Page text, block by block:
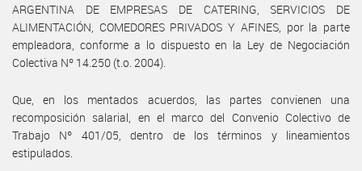
ARGENTINA DE EMPRESAS DE CATERING, SERVICIOS DE
ALIMENTACIÓN, COMEDORES PRIVADOS Y AFINES, por la parte
empleadora, conforme a lo dispuesto en la Ley de Negociación
Colectiva Nº 14.250 (t.o. 2004).
Que, en los mentados acuerdos, las partes convienen una
recomposición salarial, en el marco del Convenio Colectivo de
Trabajo Nº 401/05, dentro de los términos y lineamientos
estipulados.